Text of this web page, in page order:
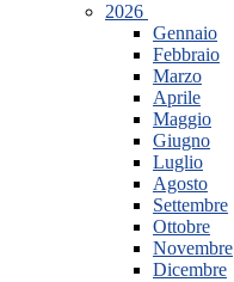
2026
Gennaio
Febbraio
Marzo
Aprile
Maggio
Giugno
Luglio
Agosto
Settembre
Ottobre
Novembre
Dicembre